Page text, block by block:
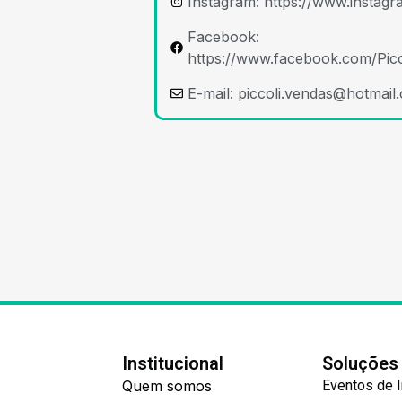
Facebook:
https://www.facebook.com/
E-mail:
Institucional
Quem somos
Soluções
Eventos de